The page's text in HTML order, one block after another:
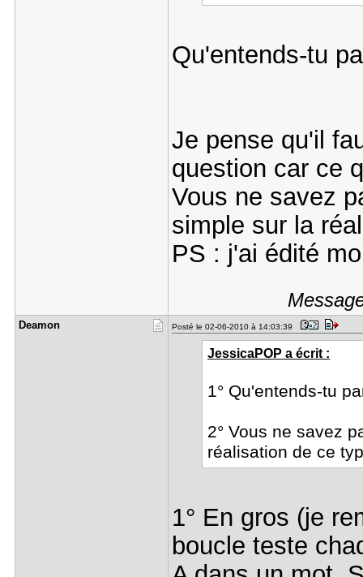
Qu'entends-tu
Je pense qu'il
question car ce
Vous ne savez
simple sur la
PS : j'ai édité
Deamon Posté le 02-06-2010 à 14:03:39
JessicaPOP a écrit :
1° Qu'entends-tu
2° Vous ne savez
réalisation de ce
1° En gros (je
boucle teste